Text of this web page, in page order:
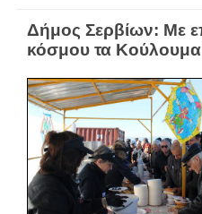
Δήμος Σερβίων: Με
κόσμου τα